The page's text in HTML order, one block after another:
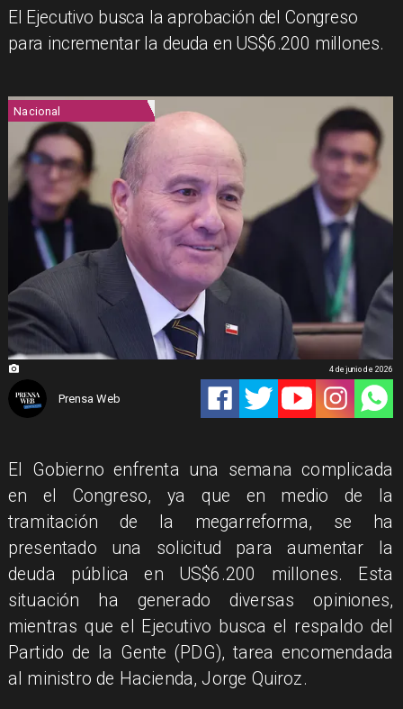
El Ejecutivo busca la aprobación del Congreso
para incrementar la deuda en US$6.200 millones.
Nacional
Prensa Web
4 de junio de 2026
El Gobierno enfrenta una semana complicada
en el Congreso, ya que en medio de la
tramitación de la megarreforma, se ha
presentado una solicitud para aumentar la
deuda pública en US$6.200 millones. Esta
situación ha generado diversas opiniones,
mientras que el Ejecutivo busca el respaldo del
Partido de la Gente (PDG), tarea encomendada
al ministro de Hacienda, Jorge Quiroz.